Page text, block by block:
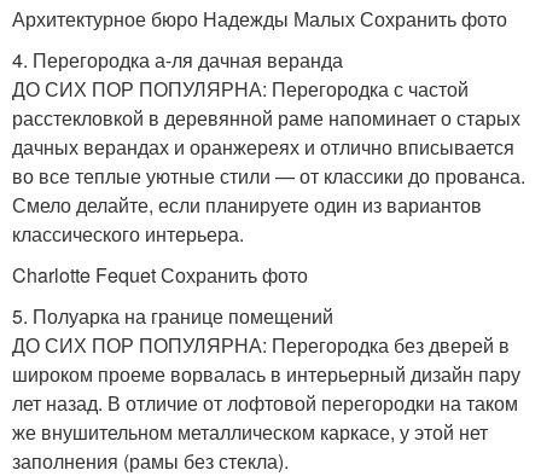
Архитектурное бюро Надежды Малых Сохранить фото
4. Перегородка а-ля дачная веранда
ДО СИХ ПОР ПОПУЛЯРНА: Перегородка с частой
расстекловкой в деревянной раме напоминает о старых
дачных верандах и оранжереях и отлично вписывается
во все теплые уютные стили — от классики до прованса.
Смело делайте, если планируете один из вариантов
классического интерьера.
Charlotte Fequet Сохранить фото
5. Полуарка на границе помещений
ДО СИХ ПОР ПОПУЛЯРНА: Перегородка без дверей в
широком проеме ворвалась в интерьерный дизайн пару
лет назад. В отличие от лофтовой перегородки на таком
же внушительном металлическом каркасе, у этой нет
заполнения (рамы без стекла).